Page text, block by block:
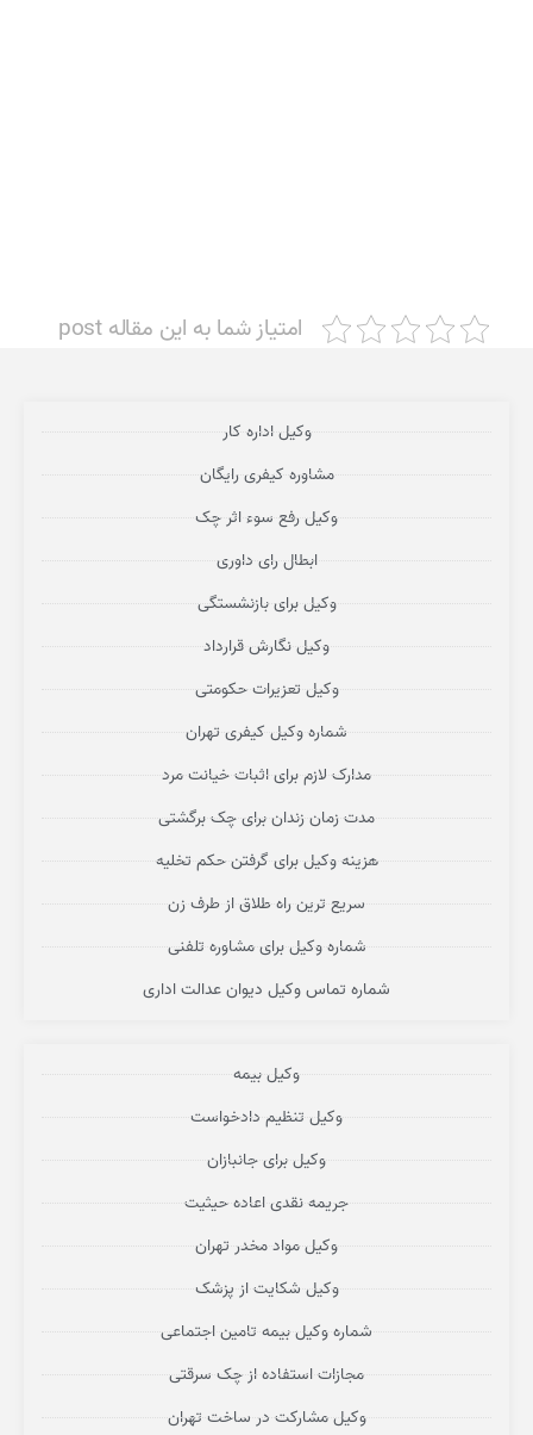
امتیاز شما به این مقاله post
وکیل اداره کار
مشاوره کیفری رایگان
وکیل رفع سوء اثر چک
ابطال رای داوری
وکیل برای بازنشستگی
وکیل نگارش قرارداد
وکیل تعزیرات حکومتی
شماره وکیل کیفری تهران
مدارک لازم برای اثبات خیانت مرد
مدت زمان زندان برای چک برگشتی
هزینه وکیل برای گرفتن حکم تخلیه
سریع ترین راه طلاق از طرف زن
شماره وکیل برای مشاوره تلفنی
شماره تماس وکیل دیوان عدالت اداری
وکیل بیمه
وکیل تنظیم دادخواست
وکیل برای جانبازان
جریمه نقدی اعاده حیثیت
وکیل مواد مخدر تهران
وکیل شکایت از پزشک
شماره وکیل بیمه تامین اجتماعی
مجازات استفاده از چک سرقتی
وکیل مشارکت در ساخت تهران